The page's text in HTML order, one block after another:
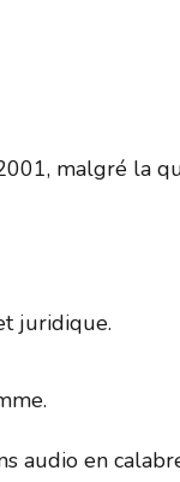
malgré la
juridique.
audio en